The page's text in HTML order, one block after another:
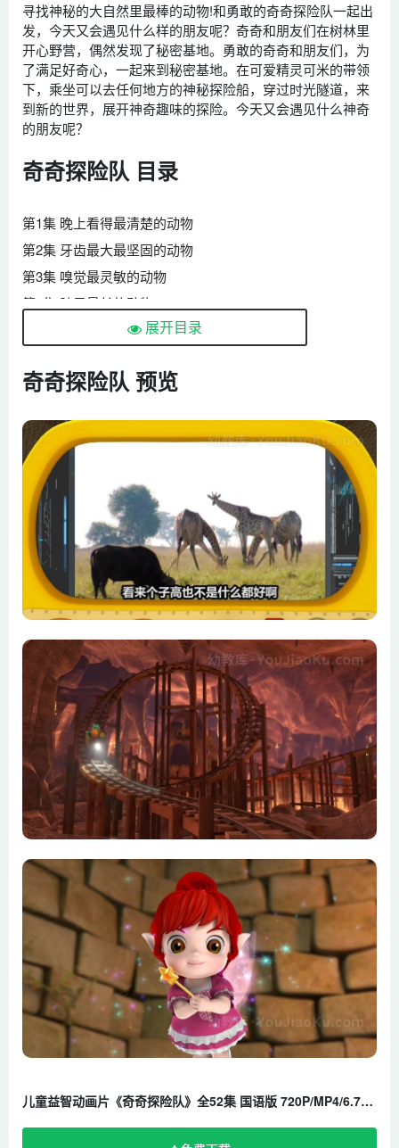
寻找神秘的大自然里最棒的动物!和勇敢的奇奇探险队一起出
发，今天又会遇见什么样的朋友呢？奇奇和朋友们在树林里
开心野营，偶然发现了秘密基地。勇敢的奇奇和朋友们，为
了满足好奇心，一起来到秘密基地。在可爱精灵可米的带领
下，乘坐可以去任何地方的神秘探险船，穿过时光隧道，来
到新的世界，展开神奇趣味的探险。今天又会遇见什么神奇
的朋友呢？
奇奇探险队 目录
第1集 晚上看得最清楚的动物
第2集 牙齿最大最坚固的动物
第3集 嗅觉最灵敏的动物
第4集 脖子最长的动物
第5集 最擅长浮水的动物
第7集 世界上最危险的地方
第9集 最讨厌的昆虫
第10集 跑得最快的动物
第11集 最擅长挖洞的动物
第12集 最能忍受饥饿的动物
第13集 味道最臭的动物
第14集 最奇妙的地球探险
第15集 最擅长爬树的动物
第16集 长得最高的树
第17集 极地里最厉害的动物
第18集 唱歌最动听的动物
第19集 最能在水里憋气的动物
第20集 最聪明的动物
第21集 最会玩捉迷藏的动物
第22集 家族最庞大的动物
第23集 最会盖房子的动物
第24集 大海里最美丽的动物
第25集 最有用的粪便
第26集 嘴巴最大的动物
第27集 洗澡方式最特别的动物
第28集 最擅长捕猎的动物
第29集 犄角最厉害的动物
第30集 刺最锋利的动物
第31集 眼睛最多的动物
第32集 丛林里最厉害的动物
第34集 最擅长伪装的动物
第35集 壳最坚硬的动物
展开目录
奇奇探险队 预览
儿童益智动画片《奇奇探险队》全52集 国语版 720P/MP4/6.74G 百度云网盘下载